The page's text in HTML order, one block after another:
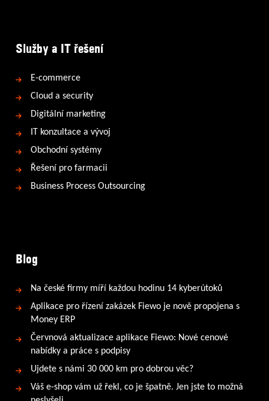
Služby a IT řešení
E-commerce
Cloud a security
Digitální marketing
IT konzultace a vývoj
Obchodní systémy
Řešení pro farmacii
Business Process Outsourcing
Blog
Na české firmy míří každou hodinu 14 kyberútoků
Aplikace pro řízení zakázek Fiewo je nově propojena s
Money ERP
Červnová aktualizace aplikace Fiewo: Nové cenové
nabídky a práce s podpisy
Ujdete s námi 30 000 km pro dobrou věc?
Váš e-shop vám už řekl, co je špatně. Jen jste to možná